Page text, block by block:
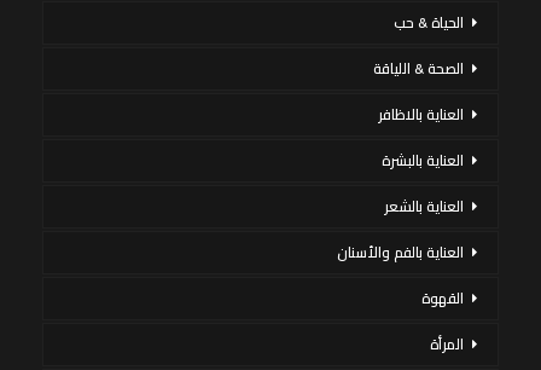
الحياة & حب
الصحة & اللياقة
العناية بالاظافر
العناية بالبشرة
العناية بالشعر
العناية بالفم والأسنان
القهوة
المرأة